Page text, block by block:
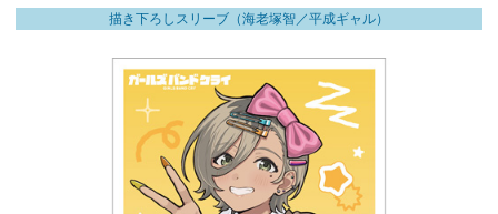
描き下ろしスリーブ（海老塚智／平成ギャル）